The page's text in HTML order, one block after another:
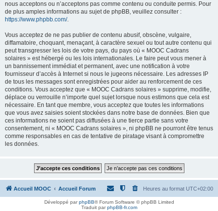
nous acceptons ou n’acceptons pas comme contenu ou conduite permis. Pour
de plus amples informations au sujet de phpBB, veuillez consulter :
https://www.phpbb.com/.
Vous acceptez de ne pas publier de contenu abusif, obscène, vulgaire,
diffamatoire, choquant, menaçant, à caractère sexuel ou tout autre contenu qui
peut transgresser les lois de votre pays, du pays où « MOOC Cadrans
solaires » est hébergé ou les lois internationales. Le faire peut vous mener à
un bannissement immédiat et permanent, avec une notification à votre
fournisseur d’accès à Internet si nous le jugeons nécessaire. Les adresses IP
de tous les messages sont enregistrées pour aider au renforcement de ces
conditions. Vous acceptez que « MOOC Cadrans solaires » supprime, modifie,
déplace ou verrouille n’importe quel sujet lorsque nous estimons que cela est
nécessaire. En tant que membre, vous acceptez que toutes les informations
que vous avez saisies soient stockées dans notre base de données. Bien que
ces informations ne soient pas diffusées à une tierce partie sans votre
consentement, ni « MOOC Cadrans solaires », ni phpBB ne pourront être tenus
comme responsables en cas de tentative de piratage visant à compromettre
les données.
Accueil MOOC Accueil Forum Heures au format UTC+02:00
Développé parphpBB® Forum Software © phpBB Limited
Traduit parphpBB-fr.com